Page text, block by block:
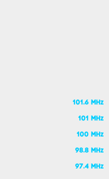
101.6 MHz
101 MHz
100 MHz
98.8 MHz
97.4 MHz